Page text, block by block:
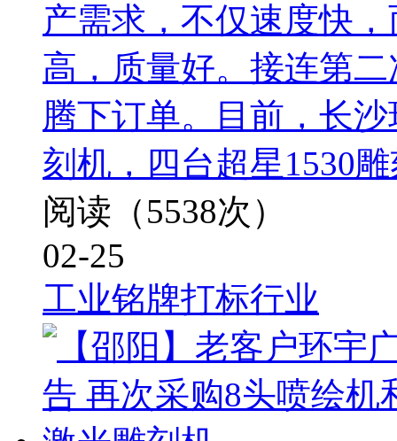
产需求，不仅速度快
高，质量好。接连第
腾下订单。目前，长
刻机，四台超星1530
阅读（5538次）
02-25
工业铭牌打标行业